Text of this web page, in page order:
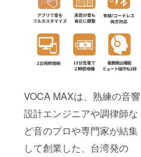
VOCA MAXは、熟練の音響
設計エンジニアや調律師な
ど音のプロや専門家が結集
して創業した、台湾発の